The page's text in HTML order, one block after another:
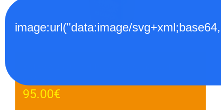
95.00€
image:url("data:image/